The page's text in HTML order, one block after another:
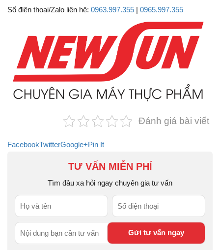
Số điện thoại/Zalo liên hệ: 0963.997.355 | 0965.997.355
Đánh giá bài viết
FacebookTwitterGoogle+Pin It
TƯ VẤN MIỄN PHÍ
Tìm đâu xa hỏi ngay chuyên gia tư vấn